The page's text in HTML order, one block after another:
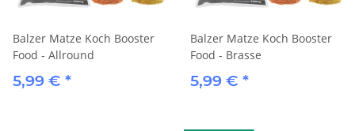
Balzer Matze Koch Booster
Food - Allround
5,99 € *
Balzer Matze Koch Booster
Food - Brasse
5,99 € *